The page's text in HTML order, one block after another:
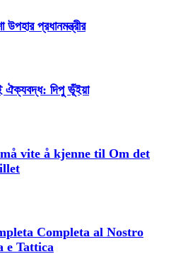
প্রধানমন্ত্রীর
ঐক্যবদ্ধ: দিপু ভূঁইয়া
vite å kjenne til Om det
Completa al Nostro
e Tattica